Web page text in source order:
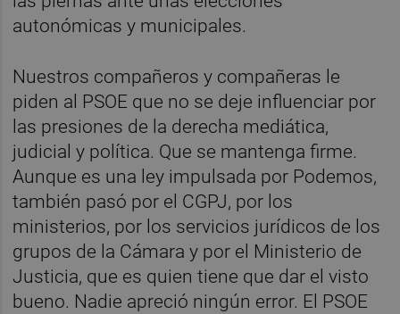
autonómicas y municipales.
Nuestros compañeros y compañeras le
piden al PSOE que no se deje influenciar por
las presiones de la derecha mediática,
judicial y política. Que se mantenga firme.
Aunque es una ley impulsada por Podemos,
también pasó por el CGPJ, por los
ministerios, por los servicios jurídicos de los
grupos de la Cámara y por el Ministerio de
Justicia, que es quien tiene que dar el visto
bueno. Nadie apreció ningún error. El PSOE